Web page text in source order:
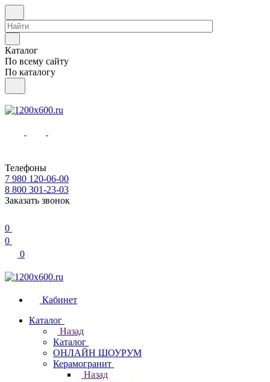
Каталог
По всему сайту
По каталогу
Телефоны
7 980 120-06-00
8 800 301-23-03
Заказать звонок
0
0
0
Кабинет
Каталог
Назад
Каталог
ОНЛАЙН ШОУРУМ
Керамогранит
Назад